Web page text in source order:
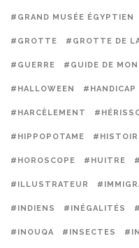
#GRAND MUSÉE ÉGYPTIEN
#GROTTE #GROTTE DE
#GUERRE #GUIDE DE
#HALLOWEEN #HANDICAP
#HARCÈLEMENT
#HIPPOPOTAME
#HOROSCOPE #HUITRE
#ILLUSTRATEUR
#INDIENS #INÉGALITÉS
#INOUQA #INSECTES